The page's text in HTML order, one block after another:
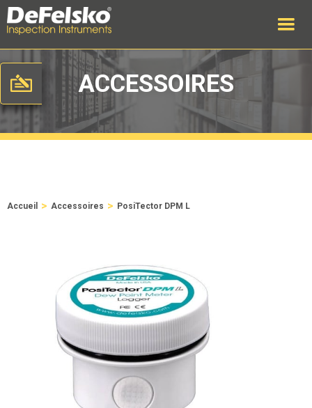
ACCESSOIRES
Accueil > Accessoires > PosiTector DPM L